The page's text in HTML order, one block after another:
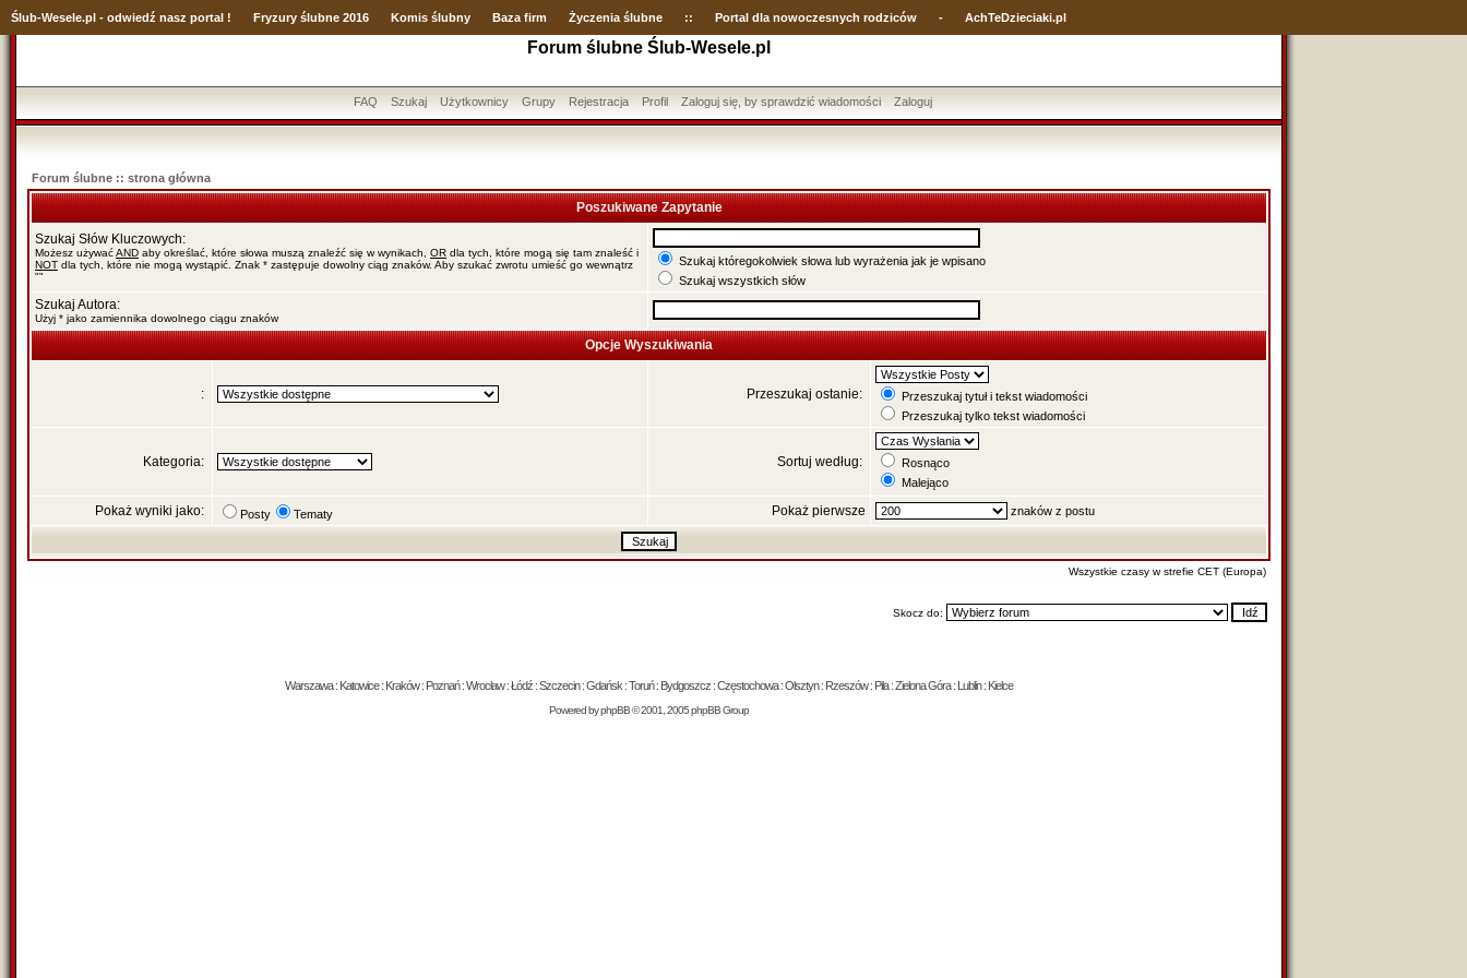
Ślub-Wesele.pl - odwiedź nasz portal ! Fryzury ślubne 2016 Komis ślubny Baza firm Życzenia ślubne :: Portal dla nowoczesnych rodziców - AchTeDzieciaki.pl
Forum ślubne Ślub-Wesele.pl
FAQ Szukaj Użytkownicy Grupy Rejestracja Profil Zaloguj się, by sprawdzić wiadomości Zaloguj
Forum ślubne :: strona główna
Poszukiwane Zapytanie
Szukaj Słów Kluczowych:
Możesz używaćAND aby określać, które słowa muszą znaleźć się w wynikach, OR dla tych, które mogą się tam znaleść i
NOT dla tych, które nie mogą wystąpić. Znak * zastępuje dowolny ciąg znaków. Aby szukać zwrotu umieść go wewnątrz
""
Szukaj któregokolwiek słowa lub wyrażenia jak je wpisano
Szukaj wszystkich słów
Szukaj Autora:
Użyj * jako zamiennika dowolnego ciągu znaków
Opcje Wyszukiwania
: Przeszukaj ostanie:
Przeszukaj tytuł i tekst wiadomości
Przeszukaj tylko tekst wiadomości
Kategoria: Sortuj według:
Rosnąco
Malejąco
Pokaż wyniki jako: Posty Tematy Pokaż pierwsze znaków z postu
Wszystkie czasy w strefie CET (Europa)
Skocz do:
Warszawa : Katowice : Kraków : Poznań : Wrocław : Łódź : Szczecin : Gdańsk : Toruń : Bydgoszcz : Częstochowa : Olsztyn : Rzeszów : Piła : Zielona Góra : Lublin : Kielce
Powered byphpBB© 2001, 2005 phpBB Group